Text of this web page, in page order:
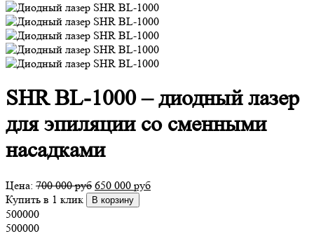
SHR BL-1000 – диодный лазер
для эпиляции со сменными
насадками
Цена: 700 000руб 650 000 руб
Купить в 1 клик
В корзину
500000
500000